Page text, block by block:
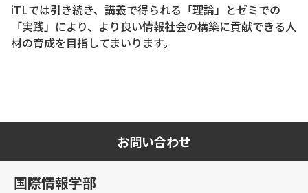
iTLでは引き続き、講義で得られる「理論」とゼミでの
「実践」により、より良い情報社会の構築に貢献できる人
材の育成を目指してまいります。
お問い合わせ
国際情報学部